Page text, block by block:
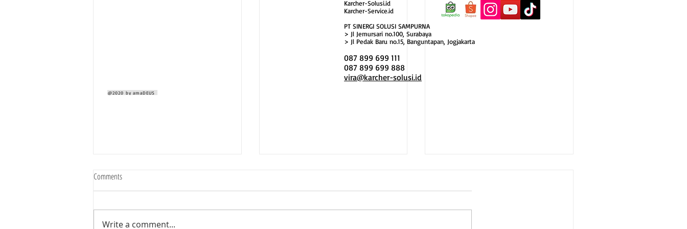
Comments
Write a comment...
Karcher-Solusi.id
Karcher-Service.id
PT SINERGI SOLUSI SAMPURNA
> Jl Jemursari no.100, Surabaya
> Jl Pedak Baru no.15, Banguntapan, Jogjakarta
087 899 699 111
087 899 699 888
vira@karcher-solusi.id
@2020 by amaDEUS